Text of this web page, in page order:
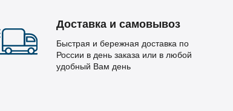
Доставка и самовывоз
Быстрая и бережная доставка по
России в день заказа или в любой
удобный Вам день